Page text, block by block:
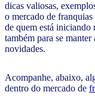
dicas valiosas,
o mercado de
de quem está iniciando
também para se
novidades.
Acompanhe, abaixo,
dentro do mercado de